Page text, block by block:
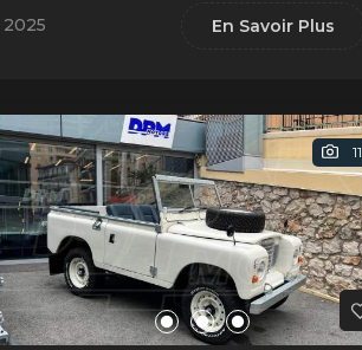
2025 En Savoir Plus
11